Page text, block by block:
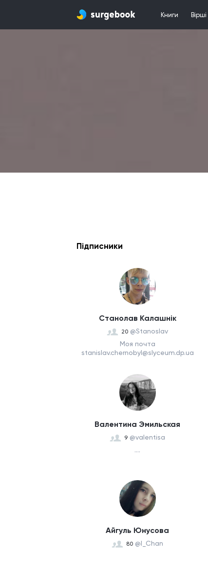
Книги Вірші
Підписники
Cтанолав Калашнік
20 @Stanoslav
Моя почта
stanislav.chernobyl@slyceum.dp.ua
Валентина Эмильская
9 @valentisa
....
Айгуль Юнусова
80 @I_Chan